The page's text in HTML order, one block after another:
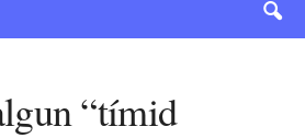
“tímid